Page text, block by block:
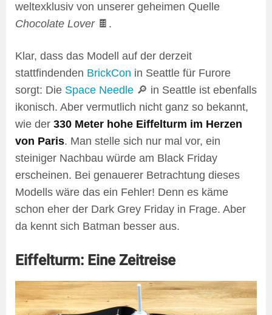
weltexklusiv von unserer geheimen Quelle
Chocolate Lover🍫.
Klar, dass das Modell auf der derzeit
stattfindenden BrickCon in Seattle für Furore
sorgt: Die Space Needle 🔎 in Seattle ist ebenfalls
ikonisch. Aber vermutlich nicht ganz so bekannt,
wie der 330 Meter hohe Eiffelturm im Herzen
von Paris. Man stelle sich nur mal vor, ein
steiniger Nachbau würde am Black Friday
erscheinen. Bei genauerer Betrachtung dieses
Modells wäre das ein Fehler! Denn es käme
schon eher der Dark Grey Friday in Frage. Aber
da kennt sich Batman besser aus.
Eiffelturm: Eine Zeitreise